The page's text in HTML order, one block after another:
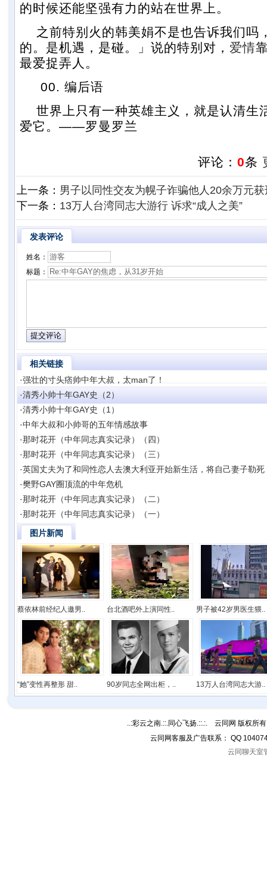
的时候还能坚强有力的站在世界上。
之前特别火的韩美娟不是也告诉我们吗
的。是机遇，是碰。」说的特别对， 爱情
最爱捉弄人。
00. 编后语
世界上只有一种英雄主义，就是认清生
爱它。——罗曼罗兰
评论： 0条
上一条： 男子以同性交友为幌子诈骗他人20余万元获
下一条： 13万人台湾同志大游行 诉求“成人之美”
发表评论
姓名：
标题：
相关链接
·强壮的寸头痞帅中年大叔，太man了！
·清秀小帅十年GAY史（2）
·清秀小帅十年GAY史（1）
·中年大叔和小帅哥的五年情感故事
·那时花开（中年同志真实记录）（四）
·那时花开（中年同志真实记录）（三）
·英国丈夫为了和同性恋人去澳大利亚开始新生活，将自己妻子勒死
·樊野GAY圈顶流的中年危机
·那时花开（中年同志真实记录）（二）
·那时花开（中年同志真实记录）（一）
图片新闻
蔡依林前经纪人邀男.. 台北酒吧外上演同性.. 男子被42岁男医生猥..
“她”变性再整形 甜.. 90岁同志全网出柜，.. 13万人台湾同志大游..
..:彩云之南.::.同心飞扬.::.:. 云同网 版权所
云同网客服及广告联系： QQ
云同聊天室